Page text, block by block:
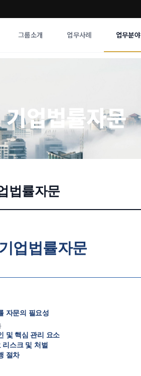
그룹소개 업무사례 업무분야
사례분석/최신동향
법률정보
법률지식인
기업법률자문
법률자문
업법률자문
자문의 필요성
및 핵심 관리 요소
스크 및 처벌
절차